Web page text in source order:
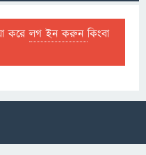
করেলগ ইন করুনকিংবা